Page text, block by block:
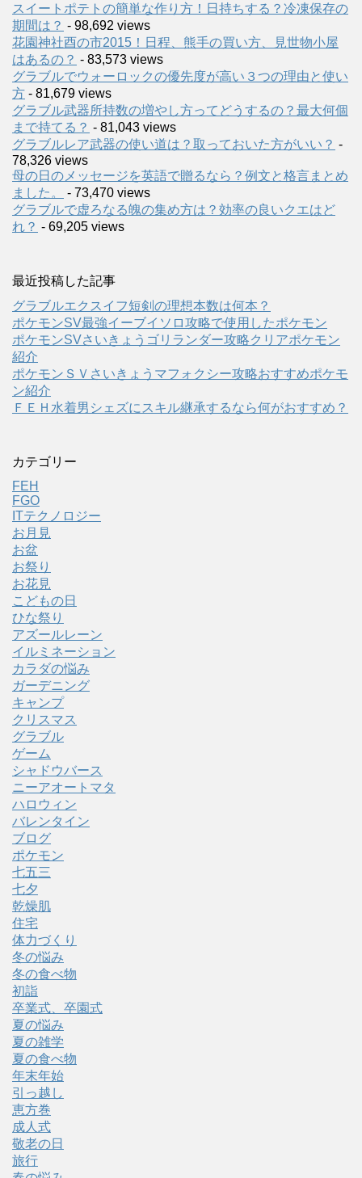
スイートポテトの簡単な作り方！日持ちする？冷凍保存の
期間は？ - 98,692 views
花園神社酉の市2015！日程、熊手の買い方、見世物小屋
はあるの？ - 83,573 views
グラブルでウォーロックの優先度が高い３つの理由と使い
方 - 81,679 views
グラブル武器所持数の増やし方ってどうするの？最大何個
まで持てる？ - 81,043 views
グラブルレア武器の使い道は？取っておいた方がいい？ -
78,326 views
母の日のメッセージを英語で贈るなら？例文と格言まとめ
ました。
- 73,470 views
グラブルで虚ろなる魄の集め方は？効率の良いクエはど
れ？ - 69,205 views
最近投稿した記事
グラブルエクスイフ短剣の理想本数は何本？
ポケモンSV最強イーブイソロ攻略で使用したポケモン
ポケモンSVさいきょうゴリランダー攻略クリアポケモン
紹介
ポケモンＳＶさいきょうマフォクシー攻略おすすめポケモ
ン紹介
ＦＥＨ水着男シェズにスキル継承するなら何がおすすめ？
カテゴリー
FEH
FGO
ITテクノロジー
お月見
お盆
お祭り
お花見
こどもの日
ひな祭り
アズールレーン
イルミネーション
カラダの悩み
ガーデニング
キャンプ
クリスマス
グラブル
ゲーム
シャドウバース
ニーアオートマタ
ハロウィン
バレンタイン
ブログ
ポケモン
七五三
七夕
乾燥肌
住宅
体力づくり
冬の悩み
冬の食べ物
初詣
卒業式、卒園式
夏の悩み
夏の雑学
夏の食べ物
年末年始
引っ越し
恵方巻
成人式
敬老の日
旅行